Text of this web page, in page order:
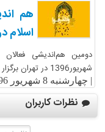
هم
اسلام
شهریور1396 در تهران برگزار خواهد شد.
| چهارشنبه 8 شهریور 1396
نظرات کاربران